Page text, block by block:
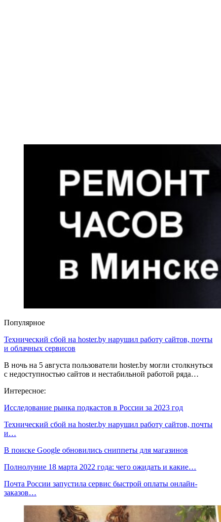
Популярное
Технический сбой на hoster.by нарушил работу сайтов, почты
и облачных сервисов
В ночь на 5 августа пользователи hoster.by могли столкнуться
с недоступностью сайтов и нестабильной работой ряда…
Интересное:
Исследование рынка подкастов в России за 2023 год
Технический сбой на hoster.by нарушил работу сайтов, почты
и…
В поиске Google обновились сниппеты для магазинов
Полнолуние 18 марта 2022 года: чего ожидать и какие…
Почта России запустила сервис быстрой оплаты онлайн-
заказов…